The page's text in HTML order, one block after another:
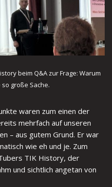
beim Q&A zur Frage: Warum
große Sache.
waren zum einen der
mehrfach auf unseren
– aus gutem Grund. Er war
wie eh und je. Zum
TIK History, der
und sichtlich angetan von